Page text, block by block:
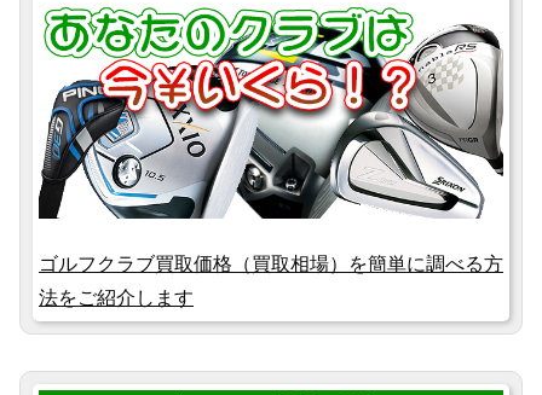
ゴルフクラブ買取価格（買取相場）を簡単に調べる方
法をご紹介します